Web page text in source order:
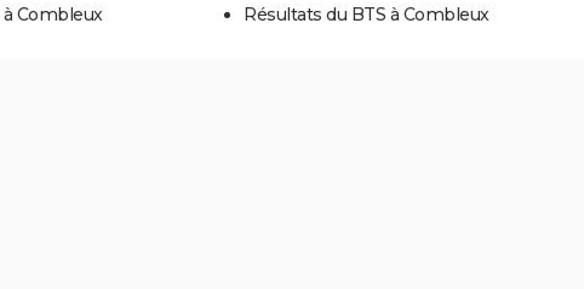
Combleux
Résultats du BTS à Combleux